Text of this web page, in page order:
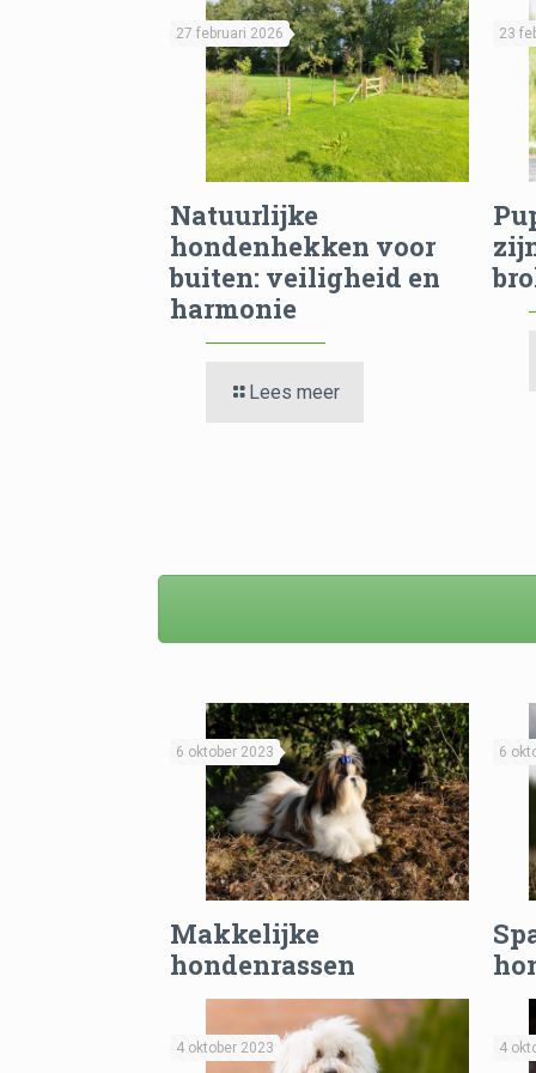
27 februari 2026
Natuurlijke
hondenhekken voor
buiten: veiligheid en
harmonie
Lees meer
23
6 oktober 2023
Makkelijke
hondenrassen
6
4 oktober 2023 4